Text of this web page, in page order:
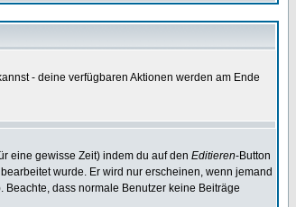
- deine verfügbaren Aktionen werden am Ende
eine gewisse Zeit) indem du auf den Editieren-Button
wurde. Er wird nur erscheinen, wenn jemand
dass normale Benutzer keine Beiträge